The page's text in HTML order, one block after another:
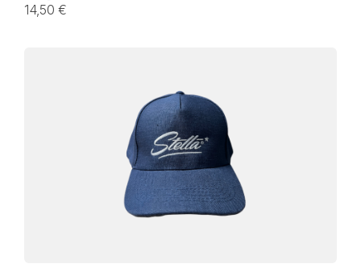
14,50 €